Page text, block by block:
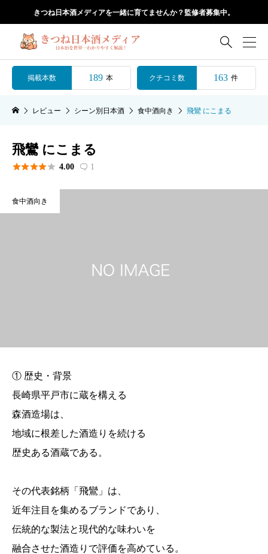
きつね日本酒メディアを一緒に育てませんか？監修者募集中。

掲載本数 189 本 クチコミ数 163 件
レビュー シーン別日本酒 食中酒向き 飛鸞 にこまる
飛鸞 にこまる
 4.00  1
食中酒向き
① 歴史・背景
長崎県平戸市に蔵を構える
森酒造場は、
地域に根差した酒造りを続ける
歴史ある酒蔵である。
その代表銘柄「飛鸞」は、
近年注目を集めるブランドであり、
伝統的な製法と現代的な味わいを
融合させた酒造りで評価を高めている。